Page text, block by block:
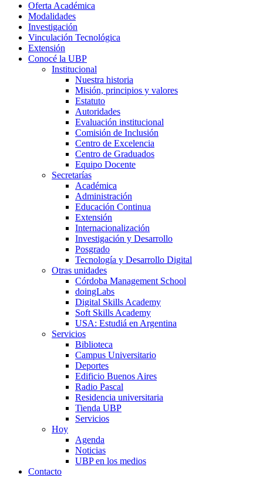
Oferta Académica
Modalidades
Investigación
Vinculación Tecnológica
Extensión
Conocé la UBP
Institucional
Nuestra historia
Misión, principios y valores
Estatuto
Autoridades
Evaluación institucional
Comisión de Inclusión
Centro de Excelencia
Centro de Graduados
Equipo Docente
Secretarías
Académica
Administración
Educación Continua
Extensión
Internacionalización
Investigación y Desarrollo
Posgrado
Tecnología y Desarrollo Digital
Otras unidades
Córdoba Management School
doingLabs
Digital Skills Academy
Soft Skills Academy
USA: Estudiá en Argentina
Servicios
Biblioteca
Campus Universitario
Deportes
Edificio Buenos Aires
Radio Pascal
Residencia universitaria
Tienda UBP
Servicios
Hoy
Agenda
Noticias
UBP en los medios
Contacto